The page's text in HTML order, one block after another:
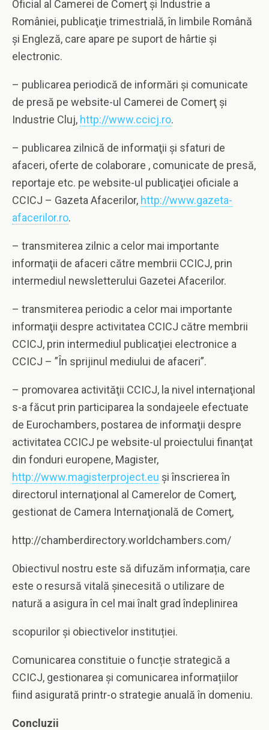
Oficial al Camerei de Comerţ şi Industrie a
României, publicaţie trimestrială, în limbile Română
şi Engleză, care apare pe suport de hârtie şi
electronic.
– publicarea periodică de informări şi comunicate
de presă pe website-ul Camerei de Comerţ şi
Industrie Cluj, http://www.ccicj.ro.
– publicarea zilnică de informaţii şi sfaturi de
afaceri, oferte de colaborare , comunicate de presă,
reportaje etc. pe website-ul publicaţiei oficiale a
CCICJ – Gazeta Afacerilor, http://www.gazeta-
afacerilor.ro.
– transmiterea zilnic a celor mai importante
informaţii de afaceri către membrii CCICJ, prin
intermediul newsletterului Gazetei Afacerilor.
– transmiterea periodic a celor mai importante
informaţii despre activitatea CCICJ către membrii
CCICJ, prin intermediul publicaţiei electronice a
CCICJ – ”În sprijinul mediului de afaceri”.
– promovarea activităţii CCICJ, la nivel internaţional
s-a făcut prin participarea la sondajeele efectuate
de Eurochambers, postarea de informaţii despre
activitatea CCICJ pe website-ul proiectului finanţat
din fonduri europene, Magister,
http://www.magisterproject.eu şi înscrierea în
directorul internaţional al Camerelor de Comerţ,
gestionat de Camera Internaţională de Comerţ,
http://chamberdirectory.worldchambers.com/
Obiectivul nostru este să difuzăm informația, care
este o resursă vitală şinecesită o utilizare de
natură a asigura în cel mai înalt grad îndeplinirea
scopurilor și obiectivelor instituției.
Comunicarea constituie o funcție strategică a
CCICJ, gestionarea și comunicarea informațiilor
fiind asigurată printr-o strategie anuală în domeniu.
Concluzii